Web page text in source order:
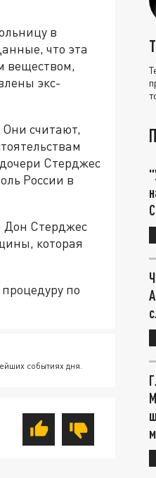
в
что эта
веществом,
экс-
Они считают,
Стерджес
России в
Дон Стерджес
которая
по
событиях дня.